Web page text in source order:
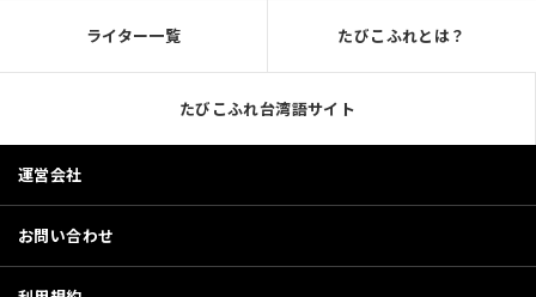
ライター一覧 たびこふれとは？
たびこふれ台湾語サイト
運営会社
お問い合わせ